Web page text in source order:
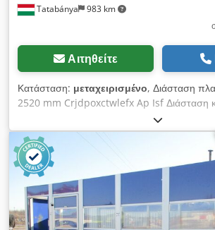
Tatabánya 983 km
Αιτηθείτε
Κατάσταση: μεταχειρισμένο, Διάσταση
2520 mm Crjdpoxctwlefx Ap Isf Διάσταση
2520 x 2500 mm ύψος + καμινάδα: 600 mm